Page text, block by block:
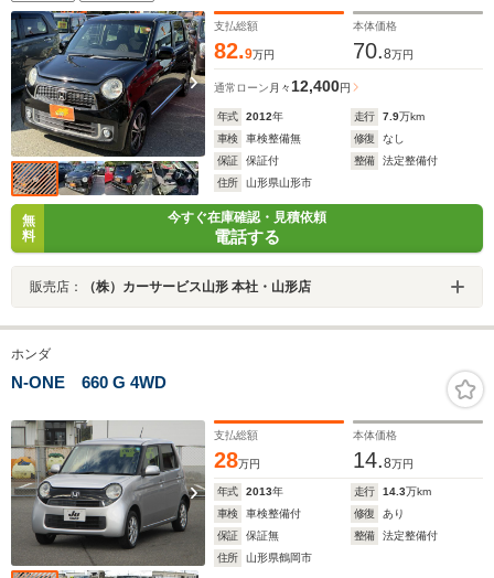
支払総額
82.9万円
本体価格
70.8万円
通常ローン 月々 12,400円
年式 2012年 走行 7.9万km
車検
車検整備無 修復
なし
保証
保証付 整備
法定整備付
住所
山形県山形市
無
料
今すぐ在庫確認・見積依頼
電話する
販売店： （株）カーサービス山形 本社・山形店
ホンダ
N-ONE 660 G 4WD
支払総額
28万円
本体価格
14.8万円
年式 2013年 走行 14.3万km
車検
車検整備付 修復
あり
保証
保証無 整備
法定整備付
住所
山形県鶴岡市